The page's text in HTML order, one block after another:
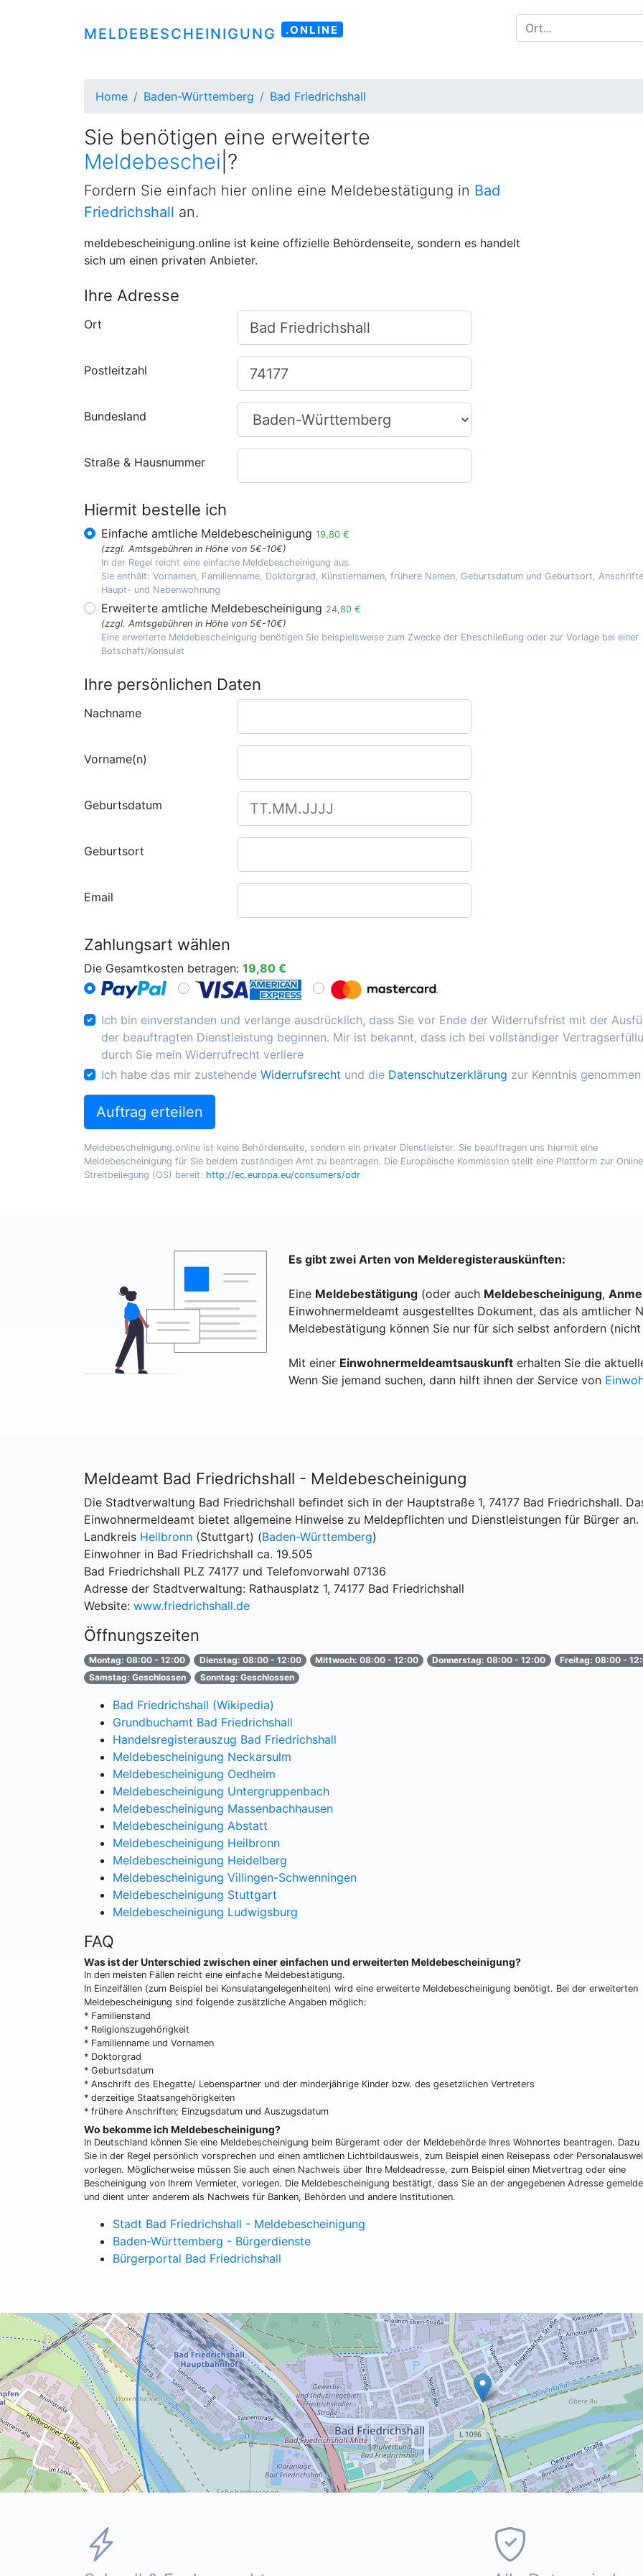
MELDEBESCHEINIGUNG .ONLINE
Home Baden-Württemberg Bad Friedrichshall
Sie benötigen eine erweiterte
Meldebescheinigung
Fordern Sie einfach hier online eine Meldebestätigung in Bad
Friedrichshall an.
meldebescheinigung.online ist keine offizielle Behördenseite, sondern es handelt
sich um einen privaten Anbieter.
Ihre Adresse
Ort
Postleitzahl
Bundesland
Straße & Hausnummer
Hiermit bestelle ich
Einfache amtliche Meldebescheinigung 19,80 €
(zzgl. Amtsgebühren in Höhe von 5€-10€)
In der Regel reicht eine einfache Meldebescheinigung aus.
Sie enthält: Vornamen, Familienname, Doktorgrad, Künstlernamen, frühere Namen, Geburtsdatum und Geburtsort,
Haupt- und Nebenwohnung
Erweiterte amtliche Meldebescheinigung 24,80 €
(zzgl. Amtsgebühren in Höhe von 5€-10€)
Eine erweiterte Meldebescheinigung benötigen Sie beispielsweise zum Zwecke der Eheschließung oder zur Vorlage bei einer
Botschaft/Konsulat
Ihre persönlichen Daten
Nachname
Vorname(n)
Geburtsdatum
Geburtsort
Email
Zahlungsart wählen
Die Gesamtkosten betragen: 19,80 €
Ich bin einverstanden und verlange ausdrücklich, dass Sie vor Ende der Widerrufsfrist mit der
der beauftragten Dienstleistung beginnen. Mir ist bekannt, dass ich bei vollständiger
durch Sie mein Widerrufrecht verliere
Ich habe das mir zustehende Widerrufsrecht und die Datenschutzerklärung zur Kenntnis genommen
Auftrag erteilen
Meldebescheinigung.online ist keine Behördenseite, sondern ein privater Dienstleister. Sie beauftragen uns hiermit eine
Meldebescheinigung für Sie beidem zuständigen Amt zu beantragen. Die Europäische Kommission stellt eine Plattform zur
Streitbeilegung (OS) bereit: http://ec.europa.eu/consumers/odr
Es gibt zwei Arten von Melderegisterauskünften:
Eine Meldebestätigung (oder auch Meldebescheinigung,
Einwohnermeldeamt ausgestelltes Dokument, das als amtlicher
Meldebestätigung können Sie nur für sich selbst anfordern
Mit einer Einwohnermeldeamtsauskunft erhalten Sie die
Wenn Sie jemand suchen, dann hilft ihnen der Service von
Meldeamt Bad Friedrichshall - Meldebescheinigung
Die Stadtverwaltung Bad Friedrichshall befindet sich in der Hauptstraße 1, 74177 Bad Friedrichshall.
Einwohnermeldeamt bietet allgemeine Hinweise zu Meldepflichten und Dienstleistungen für Bürger an.
Landkreis Heilbronn (Stuttgart) (Baden-Württemberg)
Einwohner in Bad Friedrichshall ca. 19.505
Bad Friedrichshall PLZ 74177 und Telefonvorwahl 07136
Adresse der Stadtverwaltung: Rathausplatz 1, 74177 Bad Friedrichshall
Website: www.friedrichshall.de
Öffnungszeiten
Montag: 08:00 - 12:00 Dienstag: 08:00 - 12:00 Mittwoch: 08:00 - 12:00 Donnerstag: 08:00 - 12:00
Freitag: 08:00 -
Samstag: Geschlossen
Sonntag: Geschlossen
Bad Friedrichshall (Wikipedia)
Grundbuchamt Bad Friedrichshall
Handelsregisterauszug Bad Friedrichshall
Meldebescheinigung Neckarsulm
Meldebescheinigung Oedheim
Meldebescheinigung Untergruppenbach
Meldebescheinigung Massenbachhausen
Meldebescheinigung Abstatt
Meldebescheinigung Heilbronn
Meldebescheinigung Heidelberg
Meldebescheinigung Villingen-Schwenningen
Meldebescheinigung Stuttgart
Meldebescheinigung Ludwigsburg
FAQ
Was ist der Unterschied zwischen einer einfachen und erweiterten Meldebescheinigung?
In den meisten Fällen reicht eine einfache Meldebestätigung.
In Einzelfällen (zum Beispiel bei Konsulatangelegenheiten) wird eine erweiterte Meldebescheinigung benötigt. Bei der erweiterten
Meldebescheinigung sind folgende zusätzliche Angaben möglich:
* Familienstand
* Religionszugehörigkeit
* Familienname und Vornamen
* Doktorgrad
* Geburtsdatum
* Anschrift des Ehegatte/ Lebenspartner und der minderjährige Kinder bzw. des gesetzlichen Vertreters
* derzeitige Staatsangehörigkeiten
* frühere Anschriften; Einzugsdatum und Auszugsdatum
Wo bekomme ich Meldebescheinigung?
In Deutschland können Sie eine Meldebescheinigung beim Bürgeramt oder der Meldebehörde Ihres Wohnortes beantragen. Dazu
Sie in der Regel persönlich vorsprechen und einen amtlichen Lichtbildausweis, zum Beispiel einen Reisepass oder
vorlegen. Möglicherweise müssen Sie auch einen Nachweis über Ihre Meldeadresse, zum Beispiel einen Mietvertrag oder eine
Bescheinigung von Ihrem Vermieter, vorlegen. Die Meldebescheinigung bestätigt, dass Sie an der angegebenen Adresse
und dient unter anderem als Nachweis für Banken, Behörden und andere Institutionen.
Stadt Bad Friedrichshall - Meldebescheinigung
Baden-Württemberg - Bürgerdienste
Bürgerportal Bad Friedrichshall